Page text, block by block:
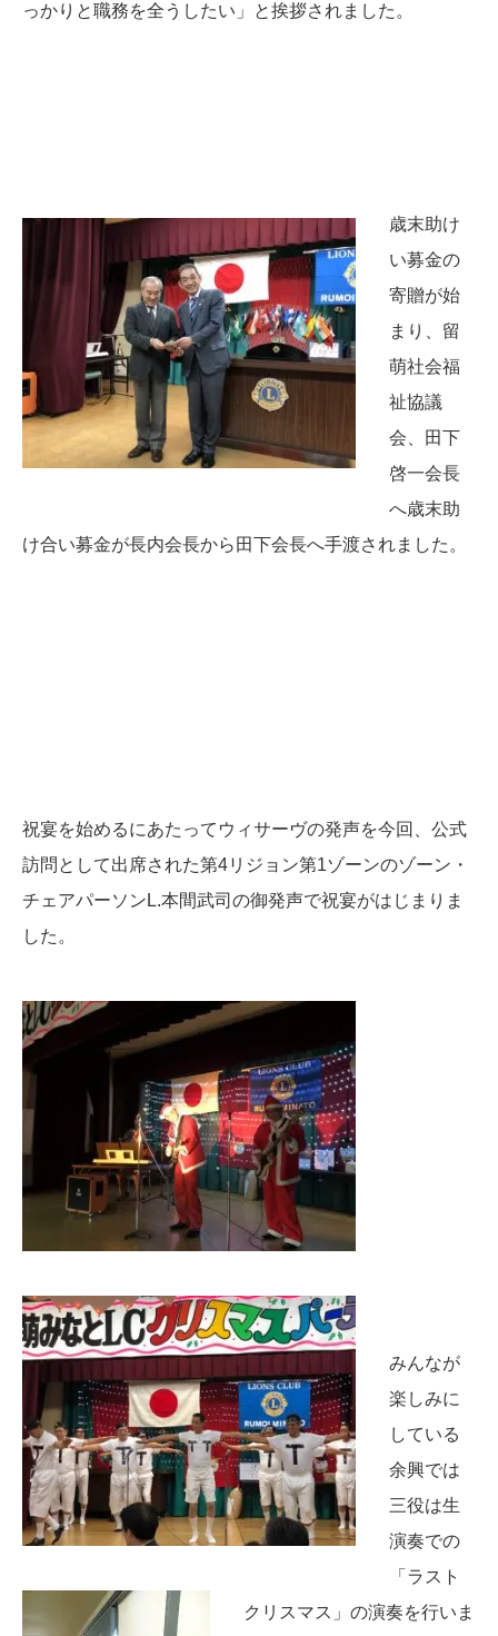
っかりと職務を全うしたい」と挨拶されました。
歳末助け
い募金の
寄贈が始
まり、留
萌社会福
祉協議
会、田下
啓一会長
へ歳末助
け合い募金が長内会長から田下会長へ手渡されました。
祝宴を始めるにあたってウィサーヴの発声を今回、公式
訪問として出席された第4リジョン第1ゾーンのゾーン・
チェアパーソンL.本間武司の御発声で祝宴がはじまりま
した。
みんなが
楽しみに
している
余興では
三役は生
演奏での
「ラスト
クリスマス」の演奏を行いま